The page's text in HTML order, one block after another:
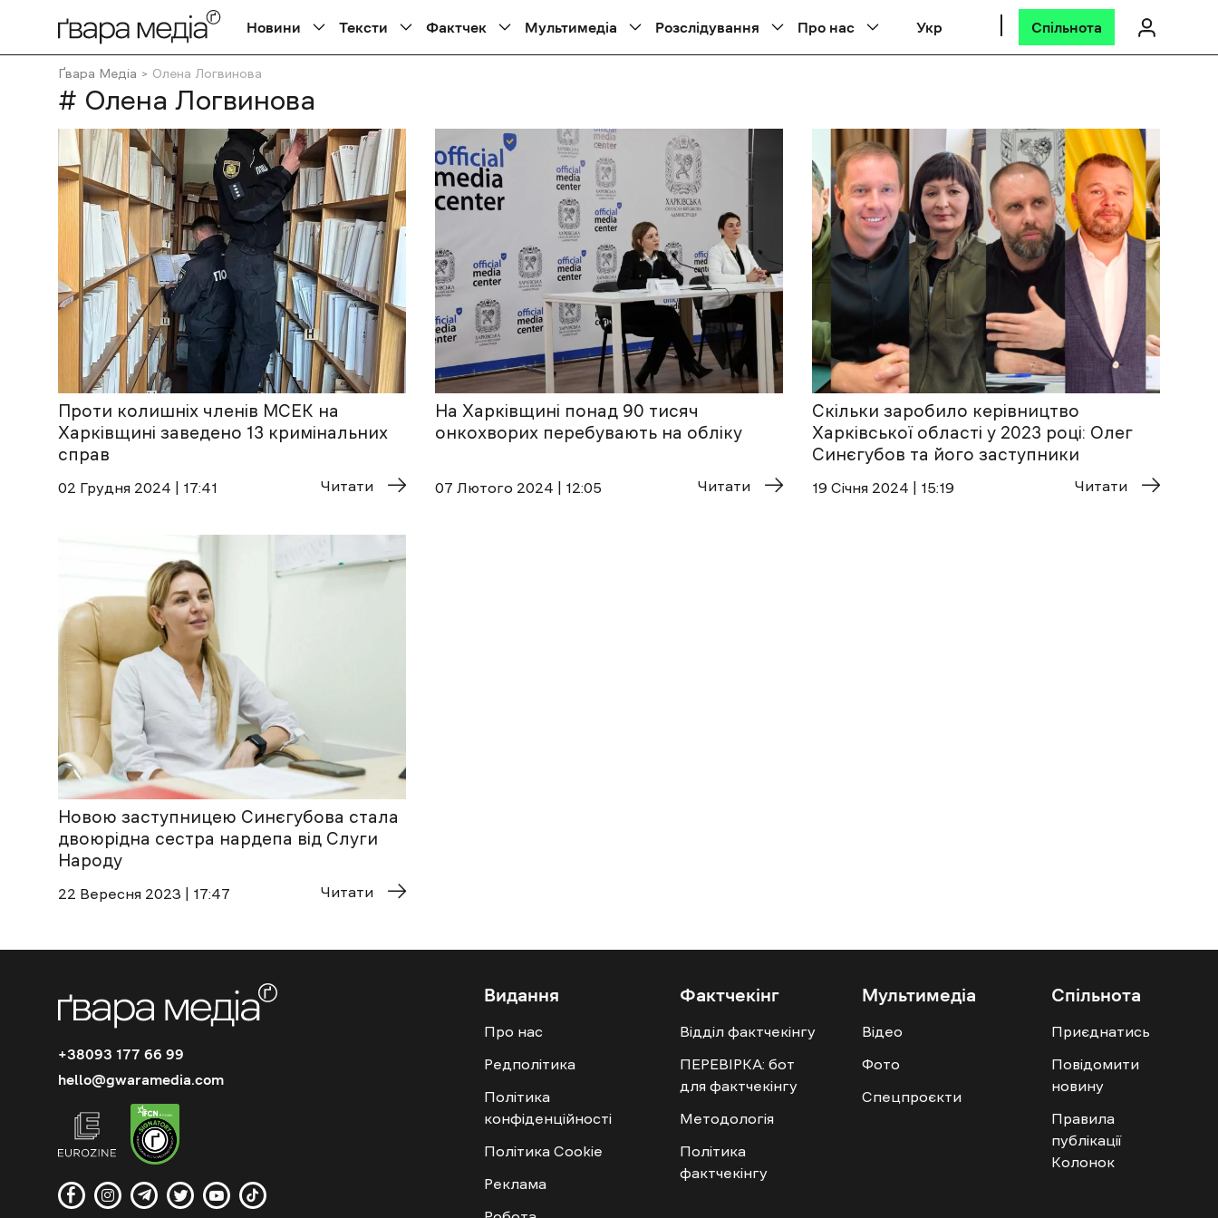
Новини Тексти Фактчек Мультимедіа Розслідування Про нас Укр Спільнота
Ґвара Медіа Олена Логвинова
# Олена Логвинова
Проти колишніх членів МСЕК на
Харківщині заведено 13 кримінальних
справ
02 Грудня 2024 | 17:41 Читати
На Харківщині понад 90 тисяч
онкохворих перебувають на обліку
07 Лютого 2024 | 12:05 Читати
Скільки заробило керівництво
Харківської області у 2023 році: Олег
Синєгубов та його заступники
19 Січня 2024 | 15:19 Читати
Новою заступницею Синєгубова стала
двоюрідна сестра нардепа від Слуги
Народу
22 Вересня 2023 | 17:47 Читати
+38093 177 66 99
hello@gwaramedia.com
Видання
Про нас
Редполітика
Політика
конфіденційності
Політика Cookie
Реклама
Фактчекінг
Відділ фактчекінгу
ПЕРЕВІРКА: бот
для фактчекінгу
Методологія
Політика
фактчекінгу
Мультимедіа
Відео
Фото
Спецпроєкти
Спільнота
Приєднатись
Повідомити
новину
Правила
публікації
Колонок